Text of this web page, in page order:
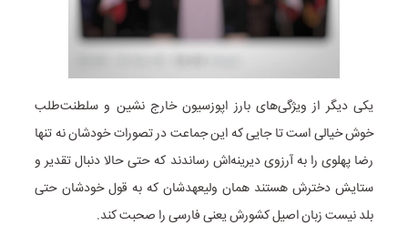
یکی دیگر از ویژگی‌های بارز اپوزسیون خارج نشین و سلطنت‌طلب
خوش خیالی است تا جایی که این جماعت در تصورات خودشان نه تنها
رضا پهلوی را به آرزوی دیرینه‌اش رساندند که حتی حالا دنبال تقدیر و
ستایش دخترش هستند همان ولیعهدشان که به قول خودشان حتی
بلد نیست زبان اصیل کشورش یعنی فارسی را صحبت کند.